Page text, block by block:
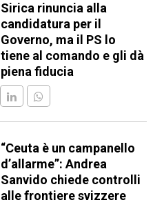
Sirica rinuncia alla
candidatura per il
Governo, ma il PS lo
tiene al comando e gli dà
piena fiducia
“Ceuta è un campanello
d’allarme”: Andrea
Sanvido chiede controlli
alle frontiere svizzere